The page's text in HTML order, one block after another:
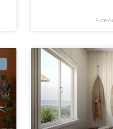
9 de